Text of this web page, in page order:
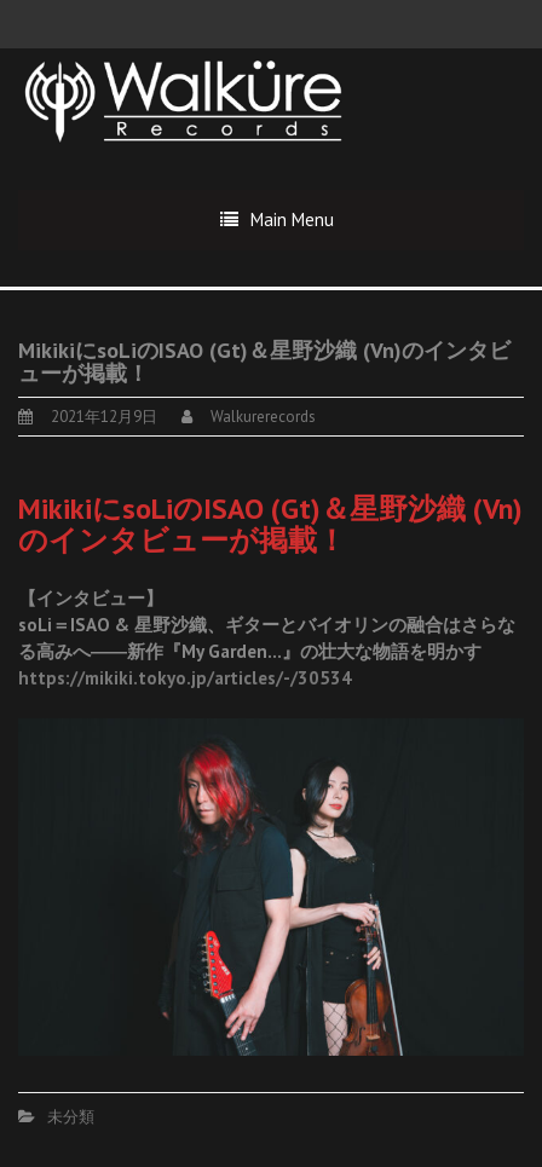
Main Menu
MikikiにsoLiのISAO (Gt)＆星野沙織 (Vn)のインタビ
ューが掲載！
2021年12月9日 Walkurerecords
MikikiにsoLiのISAO (Gt)＆星野沙織 (Vn)
のインタビューが掲載！
【インタビュー】
soLi＝ISAO & 星野沙織、ギターとバイオリンの融合はさらな
る高みへ――新作『My Garden…』の壮大な物語を明かす
https://mikiki.tokyo.jp/articles/-/30534
未分類